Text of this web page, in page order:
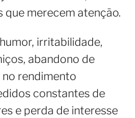
merecem atenção.
irritabilidade,
abandono de
rendimento
constantes de
e perda de interesse